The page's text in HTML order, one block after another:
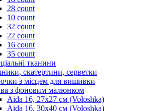
28 count
10 count
32 count
22 count
16 count
35 count
тканини
скатертини, серветки
з місцем для вишивки
з фоновим малюнком
Aida 16, 27х27 см (Voloshka)
Aida 16, 30х40 см (Voloshka)